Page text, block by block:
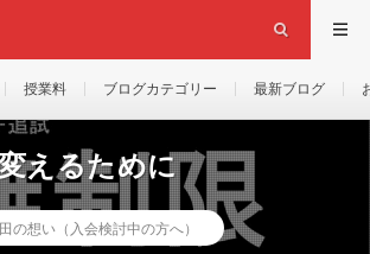
授業料 ブログカテゴリー 最新ブログ
えるために
の想い（入会検討中の方へ）